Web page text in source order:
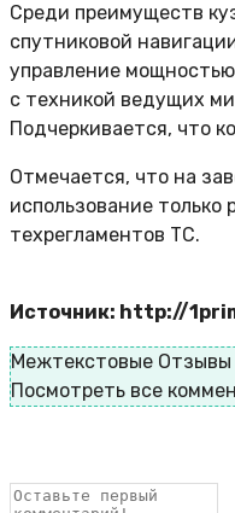
Среди преимуществ
спутниковой
управление
с техникой ведущих
Подчеркивается, что
Отмечается, что на
использование
техрегламентов ТС.
Источник: http://
Межтекстовые Отзывы
Посмотреть все